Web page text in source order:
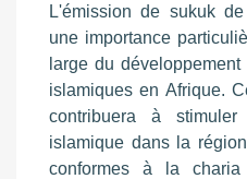
L'émission de sukuk
une importance
large du
islamiques en Afrique.
contribuera à
islamique dans la
conformes à la